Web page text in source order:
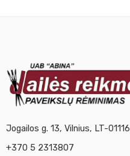
Jogailos g. 13, Vilnius, LT-01116
+370 5 2313807